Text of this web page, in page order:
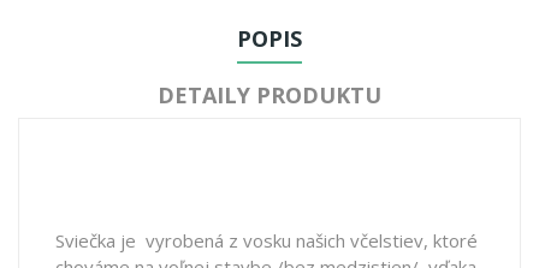
POPIS
DETAILY PRODUKTU
Sviečka je vyrobená z vosku našich včelstiev, ktoré